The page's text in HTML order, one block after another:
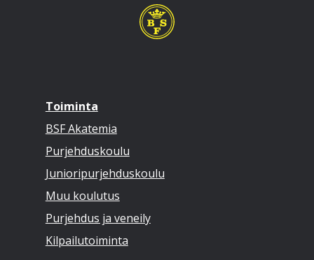
Toiminta
BSF Akatemia
Purjehduskoulu
Junioripurjehduskoulu
Muu koulutus
Purjehdus ja veneily
Kilpailutoiminta